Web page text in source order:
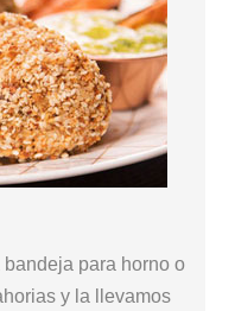
para horno o
y la llevamos